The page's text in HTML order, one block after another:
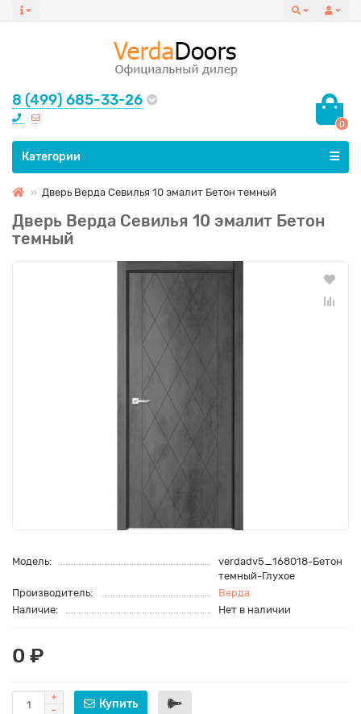
8 (499) 685-33-26
0
Все категории
Категории
Дверь Верда Севилья 10 эмалит Бетон темный
Дверь Верда Севилья 10 эмалит Бетон
темный
Модель:
verdadv5_168018-Бетон
темный-Глухое
Производитель:
Верда
Наличие:
Нет в наличии
0 ₽
Купить